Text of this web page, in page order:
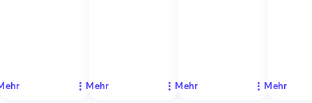
Mehr Mehr Mehr